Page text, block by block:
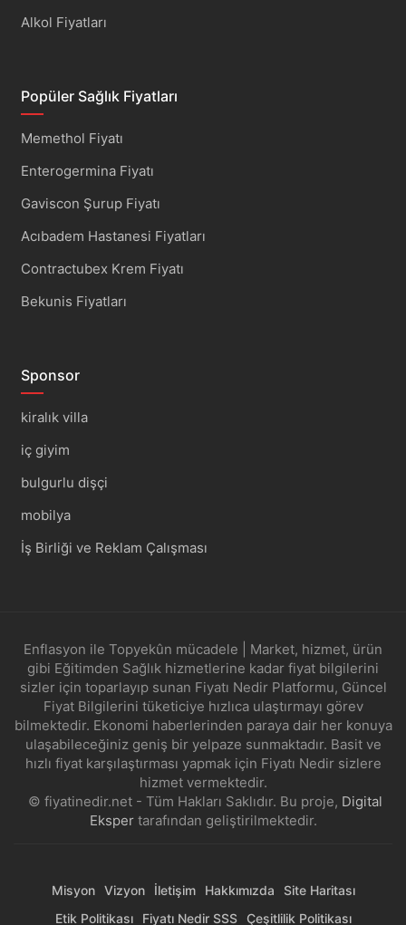
Alkol Fiyatları
Popüler Sağlık Fiyatları
Memethol Fiyatı
Enterogermina Fiyatı
Gaviscon Şurup Fiyatı
Acıbadem Hastanesi Fiyatları
Contractubex Krem Fiyatı
Bekunis Fiyatları
Sponsor
kiralık villa
iç giyim
bulgurlu dişçi
mobilya
İş Birliği ve Reklam Çalışması
Enflasyon ile Topyekûn mücadele | Market, hizmet, ürün
gibi Eğitimden Sağlık hizmetlerine kadar fiyat bilgilerini
sizler için toparlayıp sunan Fiyatı Nedir Platformu, Güncel
Fiyat Bilgilerini tüketiciye hızlıca ulaştırmayı görev
bilmektedir. Ekonomi haberlerinden paraya dair her konuya
ulaşabileceğiniz geniş bir yelpaze sunmaktadır. Basit ve
hızlı fiyat karşılaştırması yapmak için Fiyatı Nedir sizlere
hizmet vermektedir.
© fiyatinedir.net - Tüm Hakları Saklıdır. Bu proje, Digital
Ekspertarafından geliştirilmektedir.
Misyon Vizyon İletişim Hakkımızda
Site Haritası
Etik Politikası
Fiyatı Nedir SSS Çeşitlilik Politikası